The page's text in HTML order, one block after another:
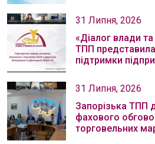
31 Липня, 2026
«Діалог влади та
ТПП представила
підтримки
31 Липня, 2026
Запорізька ТПП
фахового
торговельних